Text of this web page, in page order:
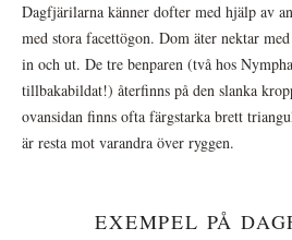
Dagfjärilarna känner dofter med hjälp av
med stora facettögon. Dom äter nektar
in och ut. De tre benparen (två hos
tillbakabildat!) återfinns på den slanka
ovansidan finns ofta färgstarka brett
är resta mot varandra över ryggen.
EXEMPEL PÅ